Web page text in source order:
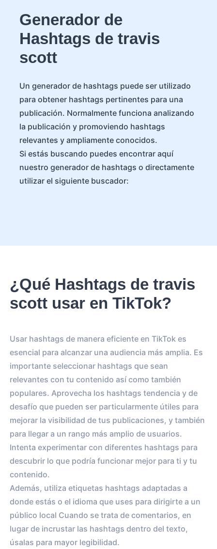
Generador de
Hashtags de travis
scott
Un generador de hashtags puede ser utilizado
para obtener hashtags pertinentes para una
publicación. Normalmente funciona analizando
la publicación y promoviendo hashtags
relevantes y ampliamente conocidos.
Si estás buscando puedes encontrar aquí
nuestro generador de hashtags o directamente
utilizar el siguiente buscador:
¿Qué Hashtags de travis
scott usar en TikTok?
Usar hashtags de manera eficiente en TikTok es
esencial para alcanzar una audiencia más amplia. Es
importante seleccionar hashtags que sean
relevantes con tu contenido así como también
populares. Aprovecha los hashtags tendencia y de
desafío que pueden ser particularmente útiles para
mejorar la visibilidad de tus publicaciones, y también
para llegar a un rango más amplio de usuarios.
Intenta experimentar con diferentes hashtags para
descubrir lo que podría funcionar mejor para ti y tu
contenido.
Además, utiliza etiquetas hashtags adaptadas a
donde estás o el idioma que uses para dirigirte a un
público local Cuando se trata de comentarios, en
lugar de incrustar las hashtags dentro del texto,
úsalas para mayor legibilidad.